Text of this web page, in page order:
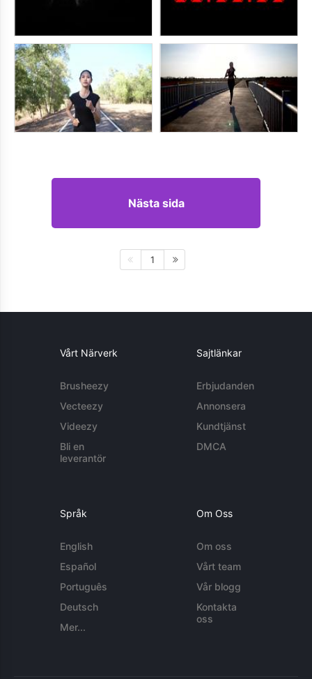
Nästa sida
1
Vårt Närverk
Brusheezy
Vecteezy
Videezy
Bli en
leverantör
Sajtlänkar
Erbjudanden
Annonsera
Kundtjänst
DMCA
Språk
English
Español
Português
Deutsch
Mer...
Om Oss
Om oss
Vårt team
Vår blogg
Kontakta
oss